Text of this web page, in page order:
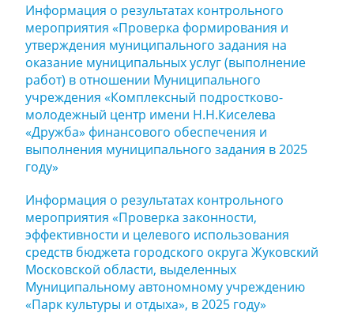
Информация о результатах контрольного
мероприятия «Проверка формирования и
утверждения муниципального задания на
оказание муниципальных услуг (выполнение
работ) в отношении Муниципального
учреждения «Комплексный подростково-
молодежный центр имени Н.Н.Киселева
«Дружба» финансового обеспечения и
выполнения муниципального задания в 2025
году»
Информация о результатах контрольного
мероприятия «Проверка законности,
эффективности и целевого использования
средств бюджета городского округа Жуковский
Московской области, выделенных
Муниципальному автономному учреждению
«Парк культуры и отдыха», в 2025 году»